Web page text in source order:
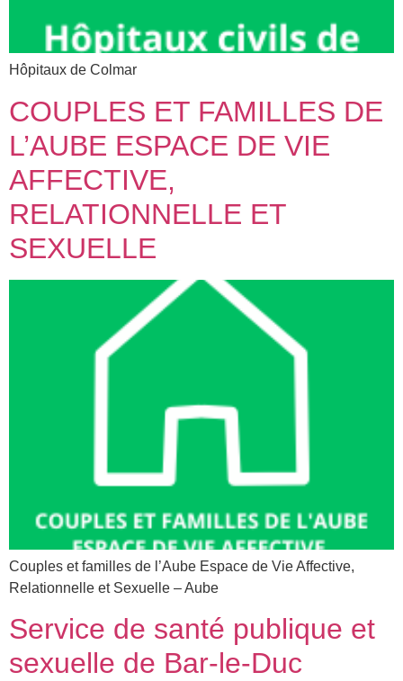
Hôpitaux de Colmar
COUPLES ET FAMILLES DE
L’AUBE ESPACE DE VIE
AFFECTIVE,
RELATIONNELLE ET
SEXUELLE
Couples et familles de l’Aube Espace de Vie Affective,
Relationnelle et Sexuelle – Aube
Service de santé publique et
sexuelle de Bar-le-Duc